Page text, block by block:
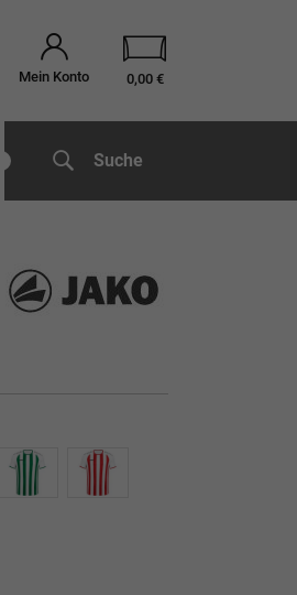
Mein Konto 0,00 €
Suche